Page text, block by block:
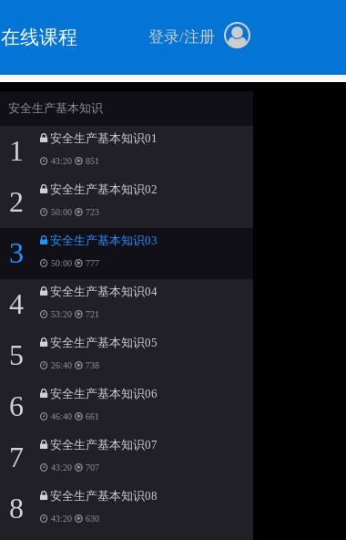
在线课程 登录/注册
安全生产基本知识
1 安全生产基本知识01
43:20 851
2 安全生产基本知识02
50:00 723
3 安全生产基本知识03
50:00 777
4 安全生产基本知识04
53:20 721
5 安全生产基本知识05
26:40 738
6 安全生产基本知识06
46:40 661
7 安全生产基本知识07
43:20 707
8 安全生产基本知识08
43:20 630